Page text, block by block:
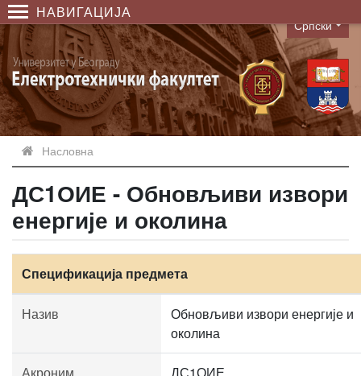
НАВИГАЦИЈА
Language
Српски
Насловна
ДС1ОИЕ - Обновљиви извори
енергије и околина
Спецификација предмета
Назив
Обновљиви извори енергије и
околина